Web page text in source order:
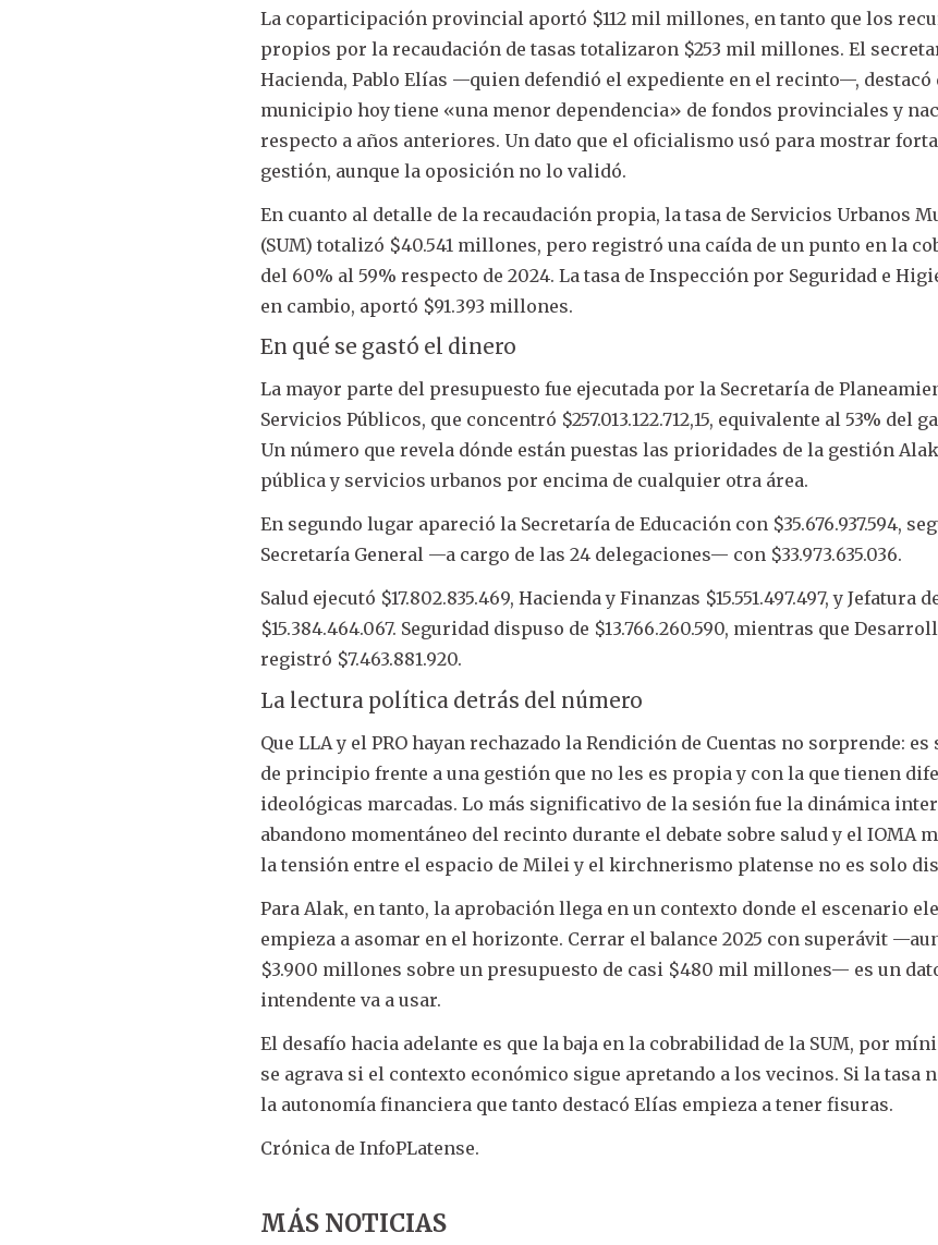
La coparticipación provincial aportó $112 mil millones, en tanto que los
propios por la recaudación de tasas totalizaron $253 mil millones. El
Hacienda, Pablo Elías —quien defendió el expediente en el recinto—, destacó
municipio hoy tiene «una menor dependencia» de fondos provinciales y
respecto a años anteriores. Un dato que el oficialismo usó para mostrar
gestión, aunque la oposición no lo validó.
En cuanto al detalle de la recaudación propia, la tasa de Servicios Urbanos
(SUM) totalizó $40.541 millones, pero registró una caída de un punto en la
del 60% al 59% respecto de 2024. La tasa de Inspección por Seguridad e
en cambio, aportó $91.393 millones.
En qué se gastó el dinero
La mayor parte del presupuesto fue ejecutada por la Secretaría de
Servicios Públicos, que concentró $257.013.122.712,15, equivalente al 53% del
Un número que revela dónde están puestas las prioridades de la gestión
pública y servicios urbanos por encima de cualquier otra área.
En segundo lugar apareció la Secretaría de Educación con $35.676.937.594,
Secretaría General —a cargo de las 24 delegaciones— con $33.973.635.036.
Salud ejecutó $17.802.835.469, Hacienda y Finanzas $15.551.497.497, y Jefatura
$15.384.464.067. Seguridad dispuso de $13.766.260.590, mientras que
registró $7.463.881.920.
La lectura política detrás del número
Que LLA y el PRO hayan rechazado la Rendición de Cuentas no sorprende:
de principio frente a una gestión que no les es propia y con la que tienen
ideológicas marcadas. Lo más significativo de la sesión fue la dinámica
abandono momentáneo del recinto durante el debate sobre salud y el IOMA
la tensión entre el espacio de Milei y el kirchnerismo platense no es solo
Para Alak, en tanto, la aprobación llega en un contexto donde el escenario
empieza a asomar en el horizonte. Cerrar el balance 2025 con superávit
$3.900 millones sobre un presupuesto de casi $480 mil millones— es un
intendente va a usar.
El desafío hacia adelante es que la baja en la cobrabilidad de la SUM, por
se agrava si el contexto económico sigue apretando a los vecinos. Si la tasa
la autonomía financiera que tanto destacó Elías empieza a tener fisuras.
Crónica de InfoPLatense.
MÁS NOTICIAS